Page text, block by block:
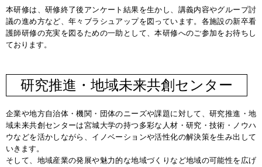
本研修は、研修終了後アンケート結果を生かし、講義内容やグループ討
議の進め方など、年々ブラシュアップを図っています。各施設の新卒看
護師研修の充実を図るための一助として、本研修へのご参加をお待ちし
ております。
研究推進・地域未来共創センター
企業や地方自治体・機関・団体のニーズや課題に対して、研究推進・地
域未来共創センターは宮城大学の持つ多彩な人材・研究・技術・ノウハ
ウなどを活かしながら、イノベーションや活性化の解決策を生み出して
いきます。
そして、地域産業の発展や魅力的な地域づくりなど地域の可能性を広げ